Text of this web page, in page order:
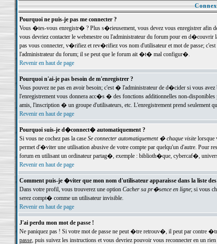
Pourquoi ne puis-je pas me connecter ?
Vous �tes-vous enregistr� ? Plus s�rieusement, vous devez vous enregistrer
vous devriez contacter le webmestre ou l'administrateur du forum pour en
pas vous connecter, v�rifiez et rev�rifiez vos nom d'utilisateur et mot de passe;
l'administrateur du forum; il se peut que le forum ait �t� mal configur�.
Revenir en haut de page
Pourquoi n'ai-je pas besoin de m'enregistrer ?
Vous pouvez ne pas en avoir besoin; c'est � l'administrateur de d�cider si vous
l'enregistrement vous donnera acc�s � des fonctions additionnelles non-
amis, l'inscription � un groupe d'utilisateurs, etc. L'enregistrement prend seulement
Revenir en haut de page
Pourquoi suis-je d�connect� automatiquement ?
Si vous ne cochez pas la case Se connecter automatiquement � chaque visitelorsque
permet d'�viter une utilisation abusive de votre compte par quelqu'un d'autre. Pour
forum en utilisant un ordinateur partag�, exemple : biblioth�que, cybercaf�,
Revenir en haut de page
Comment puis-je �viter que mon nom d'utilisateur apparaisse dans la liste
Dans votre profil, vous trouverez une option Cacher sa pr�sence en ligne; si vous
serez compt� comme un utilisateur invisible.
Revenir en haut de page
J'ai perdu mon mot de passe !
Ne paniquez pas ! Si votre mot de passe ne peut �tre retrouv�, il peut par contre
passe, puis suivez les instructions et vous devriez pouvoir vous reconnecter en un rien